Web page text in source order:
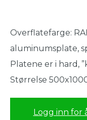
Overflatefarge:
aluminumsplate,
Platene er i hard,
Størrelse
Logg inn for